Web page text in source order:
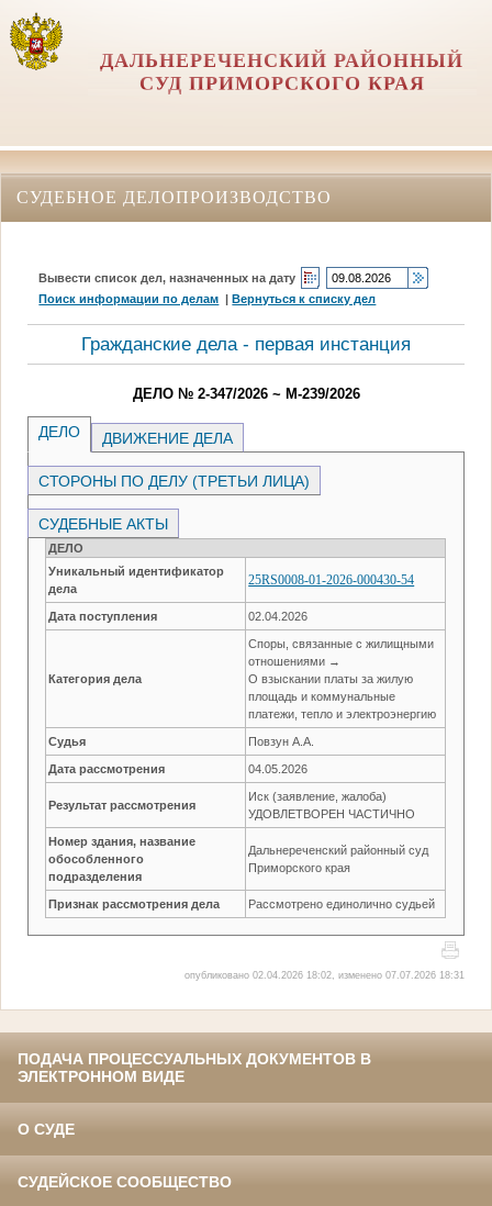
ДАЛЬНЕРЕЧЕНСКИЙ РАЙОННЫЙ
СУД ПРИМОРСКОГО КРАЯ
СУДЕБНОЕ ДЕЛОПРОИЗВОДСТВО
Вывести список дел, назначенных на дату
Поиск информации по делам |Вернуться к списку дел
Гражданские дела - первая инстанция
ДЕЛО № 2-347/2026 ~ М-239/2026
ДЕЛО ДВИЖЕНИЕ ДЕЛА
СТОРОНЫ ПО ДЕЛУ (ТРЕТЬИ ЛИЦА)
СУДЕБНЫЕ АКТЫ
ДЕЛО
Уникальный идентификатор
дела
25RS0008-01-2026-000430-54
Дата поступления 02.04.2026
Категория дела
Споры, связанные с жилищными
отношениями →
О взыскании платы за жилую
площадь и коммунальные
платежи, тепло и электроэнергию
Судья Повзун А.А.
Дата рассмотрения 04.05.2026
Результат рассмотрения
Иск (заявление, жалоба)
УДОВЛЕТВОРЕН ЧАСТИЧНО
Номер здания, название
обособленного
подразделения
Дальнереченский районный суд
Приморского края
Признак рассмотрения дела Рассмотрено единолично судьей
опубликовано 02.04.2026 18:02, изменено 07.07.2026 18:31
ПОДАЧА ПРОЦЕССУАЛЬНЫХ ДОКУМЕНТОВ В
ЭЛЕКТРОННОМ ВИДЕ
О СУДЕ
СУДЕЙСКОЕ СООБЩЕСТВО